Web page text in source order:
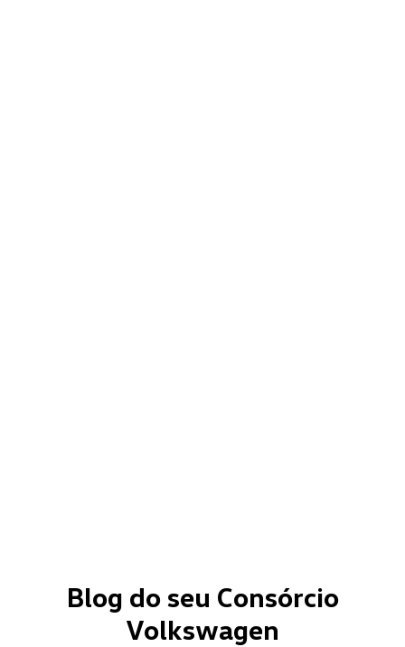
Blog do seu Consórcio
Volkswagen